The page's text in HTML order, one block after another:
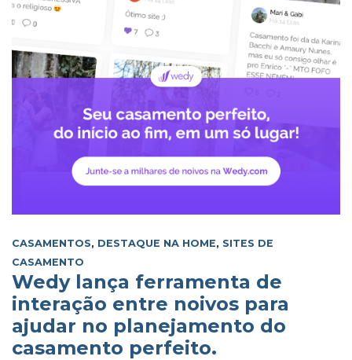
CASAMENTOS, DESTAQUE NA HOME, SITES DE
CASAMENTO
Wedy lança ferramenta de
interação entre noivos para
ajudar no planejamento do
casamento perfeito.